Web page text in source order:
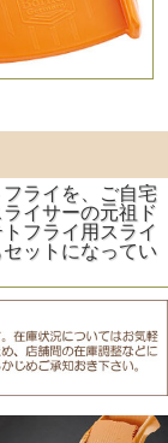
ライを、ご自宅
イサーの元祖ド
フライ用スライ
ットになってい